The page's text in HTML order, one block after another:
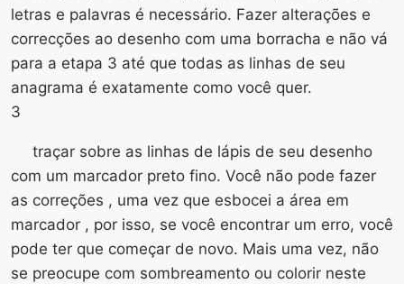
letras e palavras é necessário. Fazer alterações e
correcções ao desenho com uma borracha e não vá
para a etapa 3 até que todas as linhas de seu
anagrama é exatamente como você quer.
3
traçar sobre as linhas de lápis de seu desenho
com um marcador preto fino. Você não pode fazer
as correções , uma vez que esbocei a área em
marcador , por isso, se você encontrar um erro, você
pode ter que começar de novo. Mais uma vez, não
se preocupe com sombreamento ou colorir neste